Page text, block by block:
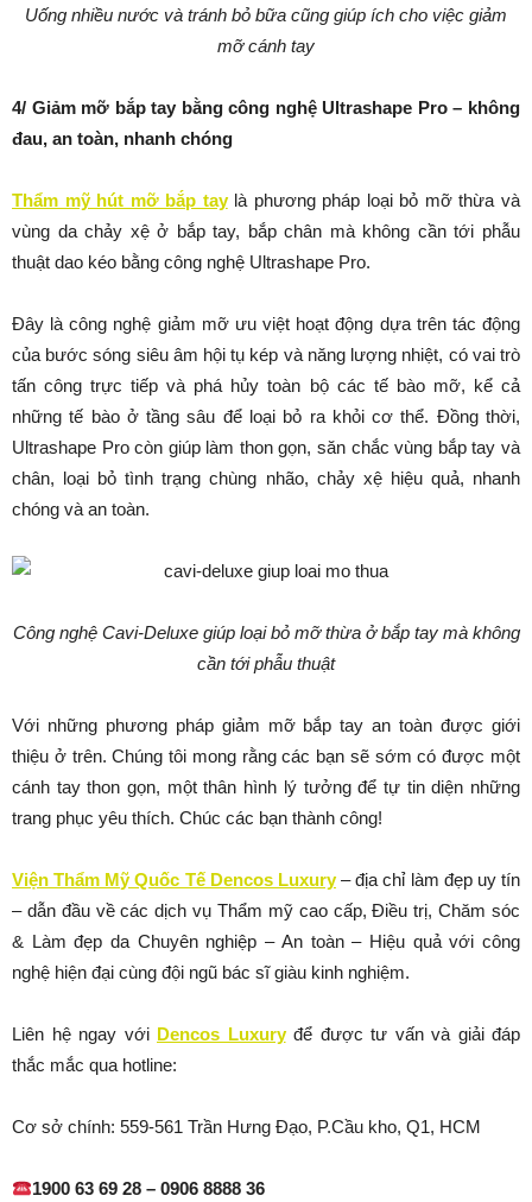
Uống nhiều nước và tránh bỏ bữa cũng giúp ích cho việc giảm
mỡ cánh tay
4/ Giảm mỡ bắp tay bằng công nghệ Ultrashape Pro – không
đau, an toàn, nhanh chóng
Thẩm mỹ hút mỡ bắp taylà phương pháp loại bỏ mỡ thừa và
vùng da chảy xệ ở bắp tay, bắp chân mà không cần tới phẫu
thuật dao kéo bằng công nghệ Ultrashape Pro.
Đây là công nghệ giảm mỡ ưu việt hoạt động dựa trên tác động
của bước sóng siêu âm hội tụ kép và năng lượng nhiệt, có vai trò
tấn công trực tiếp và phá hủy toàn bộ các tế bào mỡ, kể cả
những tế bào ở tầng sâu để loại bỏ ra khỏi cơ thể. Đồng thời,
Ultrashape Pro còn giúp làm thon gọn, săn chắc vùng bắp tay và
chân, loại bỏ tình trạng chùng nhão, chảy xệ hiệu quả, nhanh
chóng và an toàn.
Công nghệ Cavi-Deluxe giúp loại bỏ mỡ thừa ở bắp tay mà không
cần tới phẫu thuật
Với những phương pháp giảm mỡ bắp tay an toàn được giới
thiệu ở trên. Chúng tôi mong rằng các bạn sẽ sớm có được một
cánh tay thon gọn, một thân hình lý tưởng để tự tin diện những
trang phục yêu thích. Chúc các bạn thành công!
Viện Thẩm Mỹ Quốc Tế Dencos Luxury– địa chỉ làm đẹp uy tín
– dẫn đầu về các dịch vụ Thẩm mỹ cao cấp, Điều trị, Chăm sóc
& Làm đẹp da Chuyên nghiệp – An toàn – Hiệu quả với công
nghệ hiện đại cùng đội ngũ bác sĩ giàu kinh nghiệm.
Liên hệ ngay với Dencos Luxuryđể được tư vấn và giải đáp
thắc mắc qua hotline:
Cơ sở chính: 559-561 Trần Hưng Đạo, P.Cầu kho, Q1, HCM
1900 63 69 28 – 0906 8888 36